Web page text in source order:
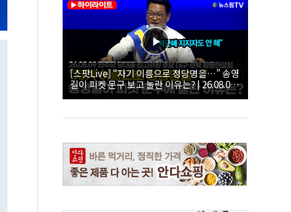
[스팟Live] “자기 이름으로 정당명을…” 송영
길이 피켓 문구 보고 놀란 이유는? | 26.08.09
더불어민주당 당대표·최고위원 후보 대구·경